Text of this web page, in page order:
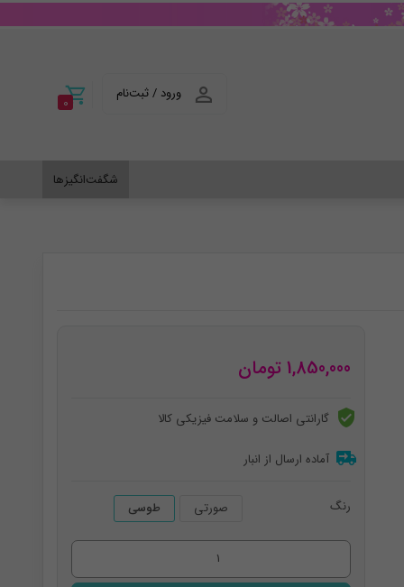
0
ورود / ثبت‌نام
شگفت‌انگیزها
1,850,000تومان
گارانتی اصالت و سلامت فیزیکی کالا
آماده ارسال از انبار
رنگ صورتی طوسی
چایی